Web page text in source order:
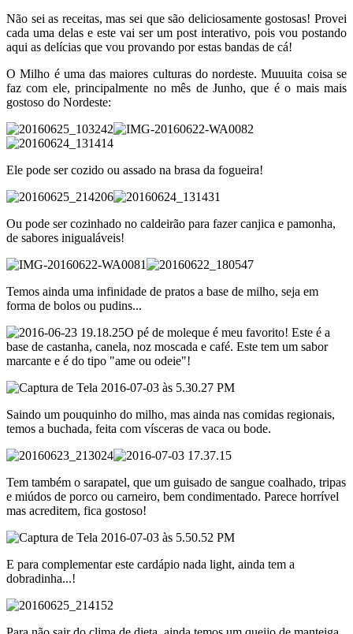
Não sei as receitas, mas sei que são deliciosamente gostosas! Provei
cada uma delas e este vai ser um post interativo, pois vou postando
aqui as delícias que vou provando por estas bandas de cá!
O Milho é uma das maiores culturas do nordeste. Muuuita coisa se
faz com ele, principalmente no mês de Junho, que é o mais mais
gostoso do Nordeste:
Ele pode ser cozido ou assado na brasa da fogueira!
Ou pode ser cozinhado no caldeirão para fazer canjica e pamonha,
de sabores inigualáveis!
Temos ainda uma infinidade de pratos a base de milho, seja em
forma de bolos ou pudins...
O pé de moleque é meu favorito! Este é a
base de castanha, canela, noz moscada e café. Este tem um sabor
marcante e é do tipo "ame ou odeie"!
Saindo um pouquinho do milho, mas ainda nas comidas regionais,
temos a buchada, feita com vísceras de vaca ou bode.
Tem também o sarapatel, que um guisado de sangue coalhado, tripas
e miúdos de porco ou carneiro, bem condimentado. Parece horrível
mas acreditem, fica gostoso!
E para complementar este cardápio nada light, ainda tem a
dobradinha...!